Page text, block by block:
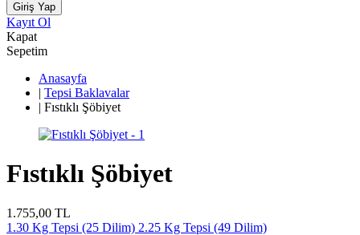
Giriş Yap
Kayıt Ol
Kapat
Sepetim
Anasayfa
| Tepsi Baklavalar
| Fıstıklı Şöbiyet
Fıstıklı Şöbiyet
1.755,00 TL
1.30 Kg Tepsi (25 Dilim) 2.25 Kg Tepsi (49 Dilim)